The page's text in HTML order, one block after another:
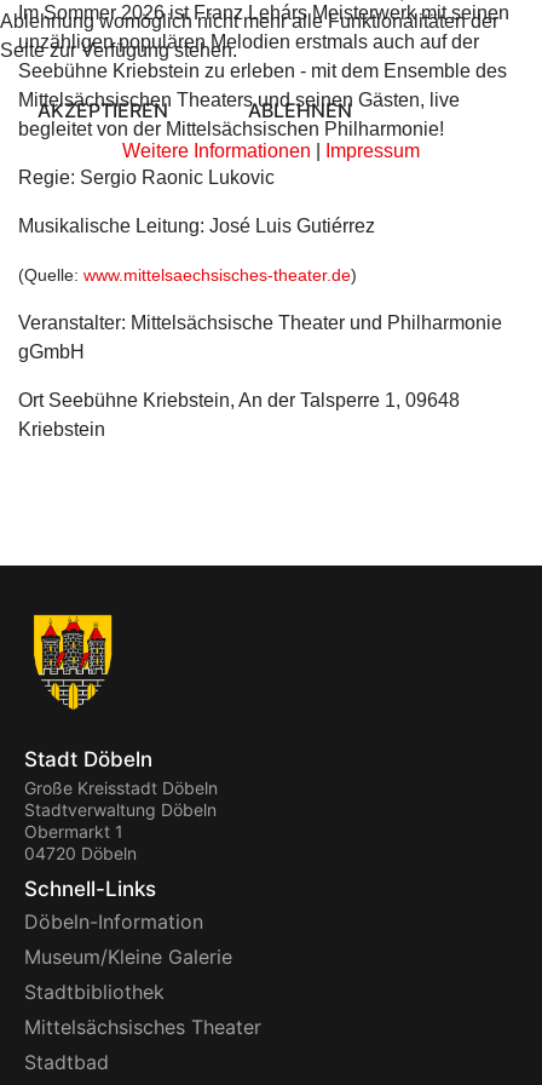
Im Sommer 2026 ist Franz Lehárs Meisterwerk mit seinen
unzähligen populären Melodien erstmals auch auf der
Seebühne Kriebstein zu erleben - mit dem Ensemble des
Mittelsächsischen Theaters und seinen Gästen, live
begleitet von der Mittelsächsischen Philharmonie!
Regie: Sergio Raonic Lukovic
Musikalische Leitung: José Luis Gutiérrez
(Quelle: www.mittelsaechsisches-theater.de)
Veranstalter: Mittelsächsische Theater und Philharmonie
gGmbH
Ort Seebühne Kriebstein, An der Talsperre 1, 09648
Kriebstein
Stadt Döbeln
Große Kreisstadt Döbeln
Stadtverwaltung Döbeln
Obermarkt 1
04720 Döbeln
Schnell-Links
Döbeln-Information
Museum/Kleine Galerie
Stadtbibliothek
Mittelsächsisches Theater
Stadtbad
Ablehnung womöglich nicht mehr alle Funktionalitäten der
Seite zur Verfügung stehen.
AKZEPTIEREN ABLEHNEN
Weitere Informationen Impressum